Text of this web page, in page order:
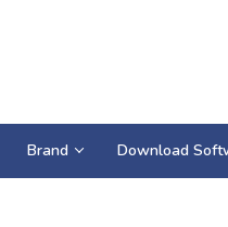
Brand Download